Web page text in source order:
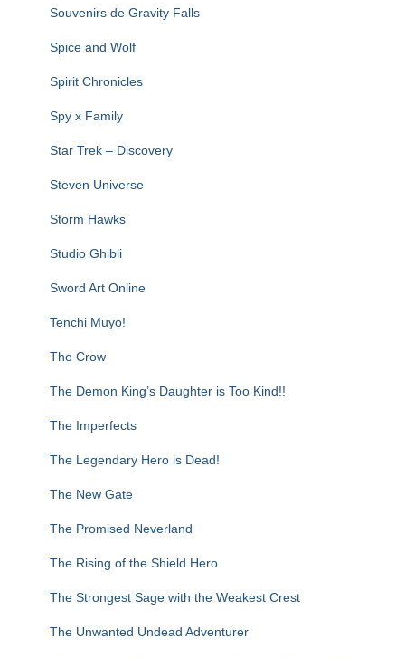
Souvenirs de Gravity Falls
Spice and Wolf
Spirit Chronicles
Spy x Family
Star Trek – Discovery
Steven Universe
Storm Hawks
Studio Ghibli
Sword Art Online
Tenchi Muyo!
The Crow
The Demon King’s Daughter is Too Kind!!
The Imperfects
The Legendary Hero is Dead!
The New Gate
The Promised Neverland
The Rising of the Shield Hero
The Strongest Sage with the Weakest Crest
The Unwanted Undead Adventurer